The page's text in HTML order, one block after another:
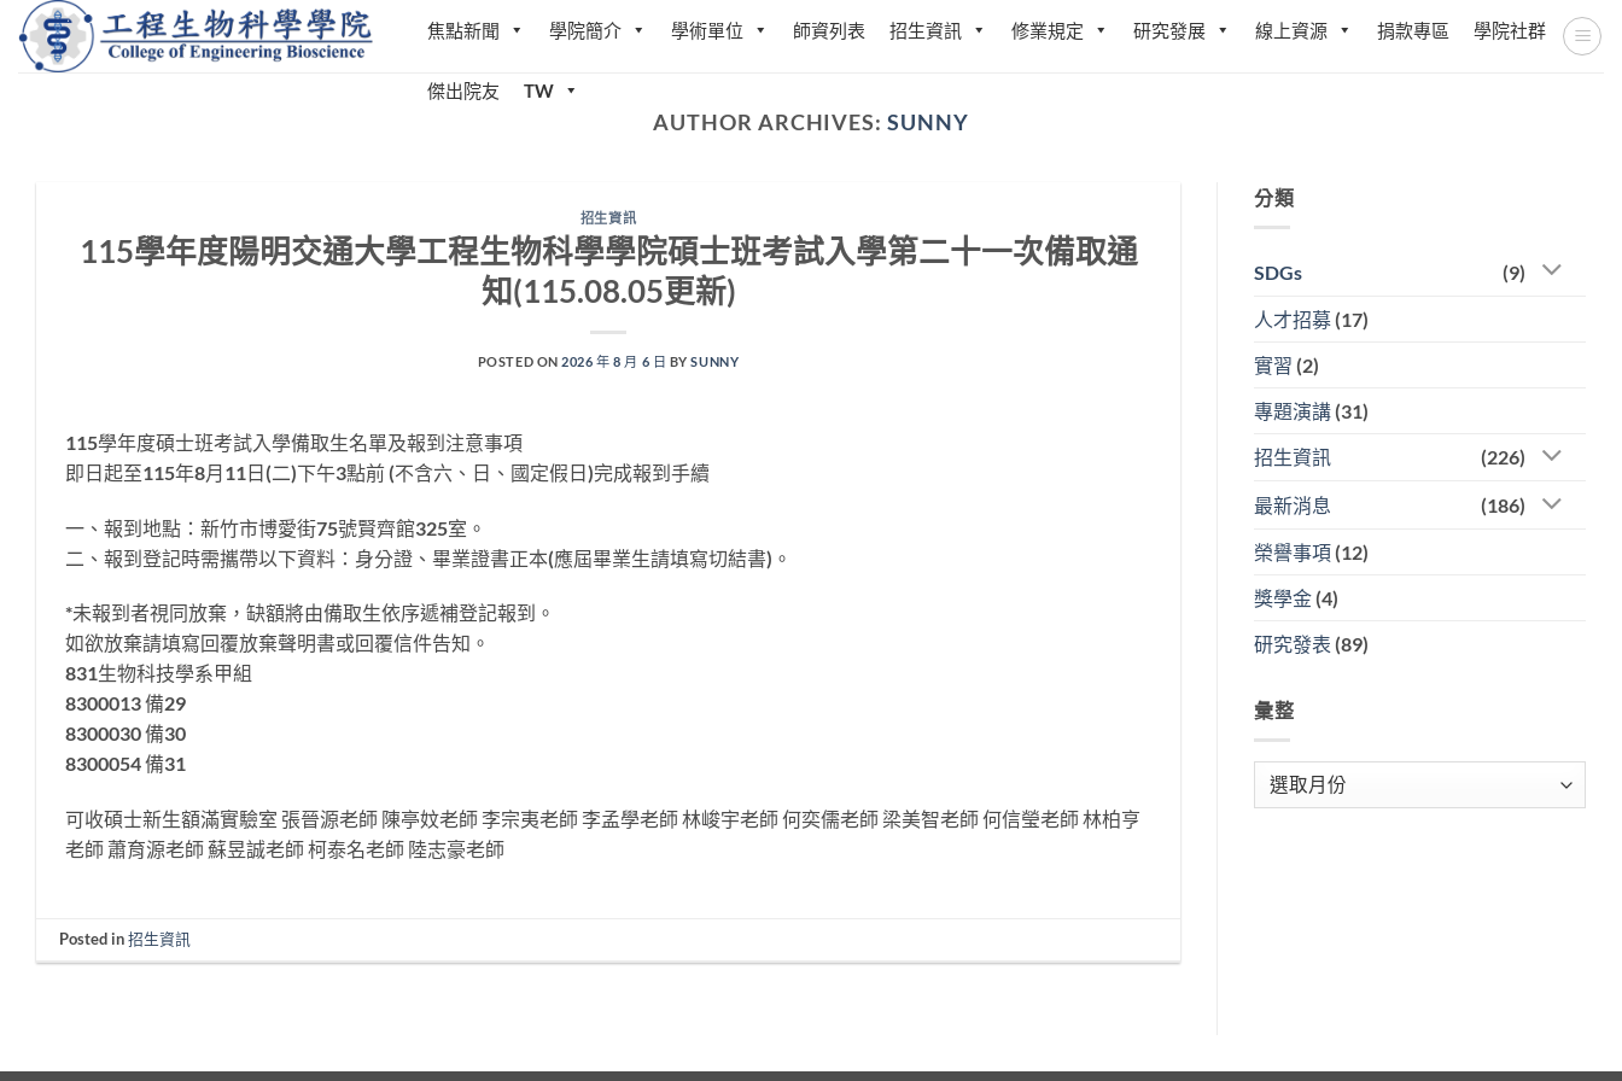
Skip
content
焦點新聞 學院簡介 學術單位 師資列表 招生資訊 修業規定 研究發展 線上資源 捐款專區 學院社群
傑出院友 TW
AUTHOR ARCHIVES:SUNNY
招生資訊
115學年度陽明交通大學工程生物科學學院碩士班考試入學第二十一次備取通
知(115.08.05更新)
POSTED ON2026 年 8 月 6 日 BYSUNNY
115學年度碩士班考試入學備取生名單及報到注意事項
即日起至115年8月11日(二)下午3點前 (不含六、日、國定假日)完成報到手續
一、報到地點：新竹市博愛街75號賢齊館325室。
二、報到登記時需攜帶以下資料：身分證、畢業證書正本(應屆畢業生請填寫切結書)。
*未報到者視同放棄，缺額將由備取生依序遞補登記報到。
如欲放棄請填寫回覆放棄聲明書或回覆信件告知。
831生物科技學系甲組
8300013 備29
8300030 備30
8300054 備31
可收碩士新生額滿實驗室 張晉源老師 陳亭妏老師 李宗夷老師 李孟學老師 林峻宇老師 何奕儒老師 梁美智老師 何信瑩老師 林柏亨
老師 蕭育源老師 蘇昱誠老師 柯泰名老師 陸志豪老師
Posted in招生資訊
分類
SDGs (9)
人才招募 (17)
實習 (2)
專題演講 (31)
招生資訊 (226)
最新消息 (186)
榮譽事項 (12)
獎學金 (4)
研究發表 (89)
彙整